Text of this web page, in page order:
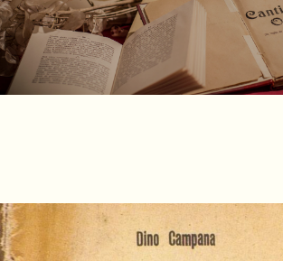
Curiosità
Contatti